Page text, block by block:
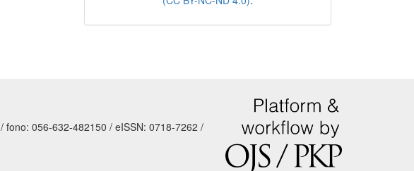
/ fono: 056-632-482150 / eISSN: 0718-7262 /